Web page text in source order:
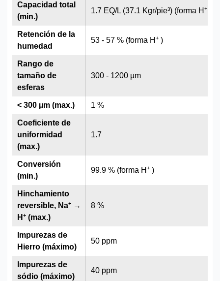
1.7 EQ/L (37.1 Kgr/pie³) (forma H +
53 - 57 % (forma H + )
300 - 1200 µm
1 %
1.7
99.9 % (forma H + )
8 %
50 ppm
40 ppm
Capacidad total
(min.)
Retención de la
humedad
Rango de
tamaño de
esferas
< 300 µm (max.)
Coeficiente de
uniformidad
(max.)
Conversión
(min.)
Hinchamiento
reversible, Na+ →
H + (max.)
Impurezas de
Hierro (máximo)
Impurezas de
sódio (máximo)